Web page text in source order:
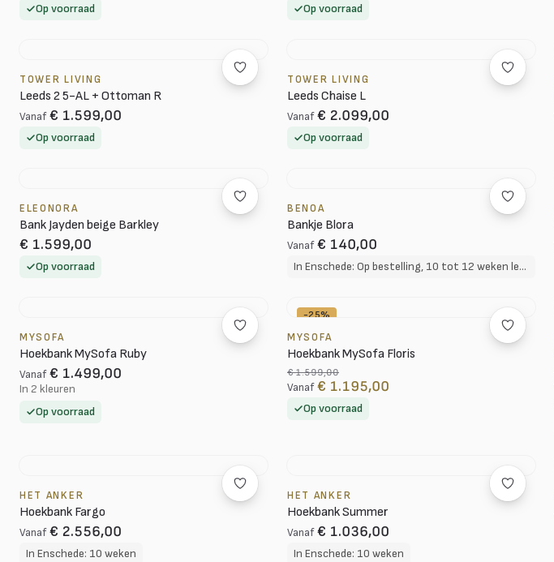
Op voorraad Op voorraad
TOWER LIVING
Leeds 2 5-AL + Ottoman R
Vanaf € 1.599,00
Op voorraad
TOWER LIVING
Leeds Chaise L
Vanaf € 2.099,00
Op voorraad
ELEONORA
Bank Jayden beige Barkley
€ 1.599,00
Op voorraad
BENOA
Bankje Blora
Vanaf € 140,00
In Enschede: Op bestelling, 10 tot 12 weken levertijd
MYSOFA
Hoekbank MySofa Ruby
Vanaf € 1.499,00
In 2 kleuren
Op voorraad
-25%
MYSOFA
Hoekbank MySofa Floris
€ 1.599,00
Vanaf € 1.195,00
Op voorraad
HET ANKER
Hoekbank Fargo
Vanaf € 2.556,00
In Enschede: 10 weken
HET ANKER
Hoekbank Summer
Vanaf € 1.036,00
In Enschede: 10 weken